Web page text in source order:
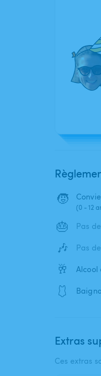
🧒
(0 - 12
🎂 Pas
🎶 Pas
🥂 Alcool
🩱
Extras
Ces extras